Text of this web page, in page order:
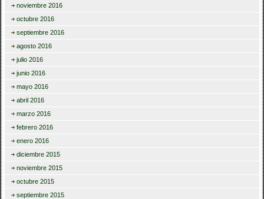
noviembre 2016
octubre 2016
septiembre 2016
agosto 2016
julio 2016
junio 2016
mayo 2016
abril 2016
marzo 2016
febrero 2016
enero 2016
diciembre 2015
noviembre 2015
octubre 2015
septiembre 2015